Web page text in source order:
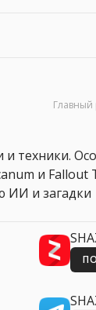
Главный
и техники.
и Fallout
ИИ и загадки